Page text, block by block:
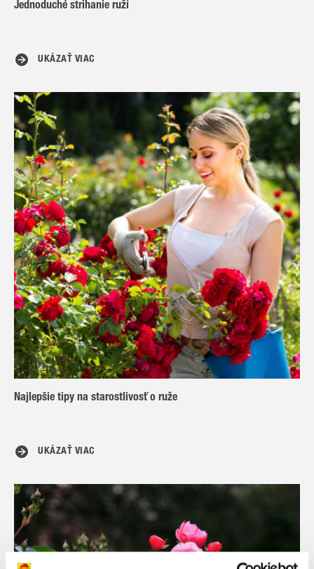
Jednoduché strihanie ruží
UKÁZAŤ VIAC
Najlepšie tipy na starostlivosť o ruže
UKÁZAŤ VIAC